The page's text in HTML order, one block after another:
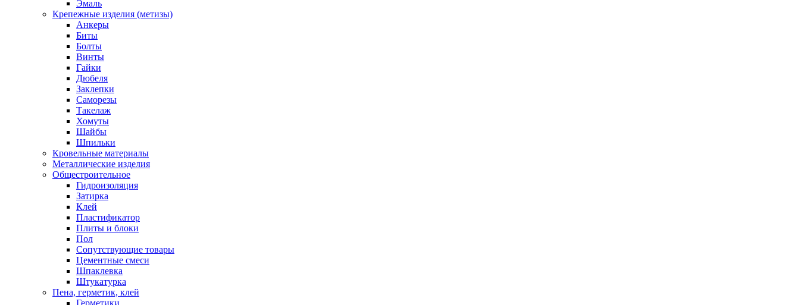
Эмаль
Крепежные изделия (метизы)
Анкеры
Биты
Болты
Винты
Гайки
Дюбеля
Заклепки
Саморезы
Такелаж
Хомуты
Шайбы
Шпильки
Кровельные материалы
Металлические изделия
Общестроительное
Гидроизоляция
Затирка
Клей
Пластификатор
Плиты и блоки
Пол
Сопутствующие товары
Цементные смеси
Шпаклевка
Штукатурка
Пена, герметик, клей